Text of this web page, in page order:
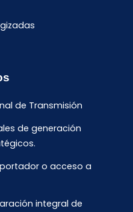
de Transmisión
de generación
o acceso a
integral de